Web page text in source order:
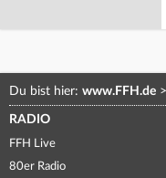
Du bist hier: www.FFH.de
RADIO
FFH Live
80er Radio